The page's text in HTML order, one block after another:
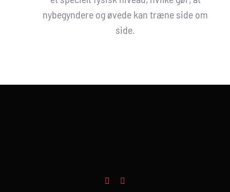
nybegyndere og øvede kan træne side om
side.